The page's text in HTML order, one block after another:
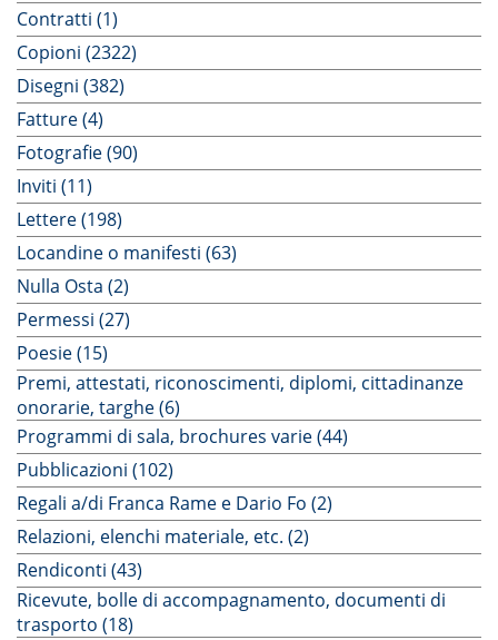
Contratti (1)
Copioni (2322)
Disegni (382)
Fatture (4)
Fotografie (90)
Inviti (11)
Lettere (198)
Locandine o manifesti (63)
Nulla Osta (2)
Permessi (27)
Poesie (15)
Premi, attestati, riconoscimenti, diplomi, cittadinanze
onorarie, targhe (6)
Programmi di sala, brochures varie (44)
Pubblicazioni (102)
Regali a/di Franca Rame e Dario Fo (2)
Relazioni, elenchi materiale, etc. (2)
Rendiconti (43)
Ricevute, bolle di accompagnamento, documenti di
trasporto (18)